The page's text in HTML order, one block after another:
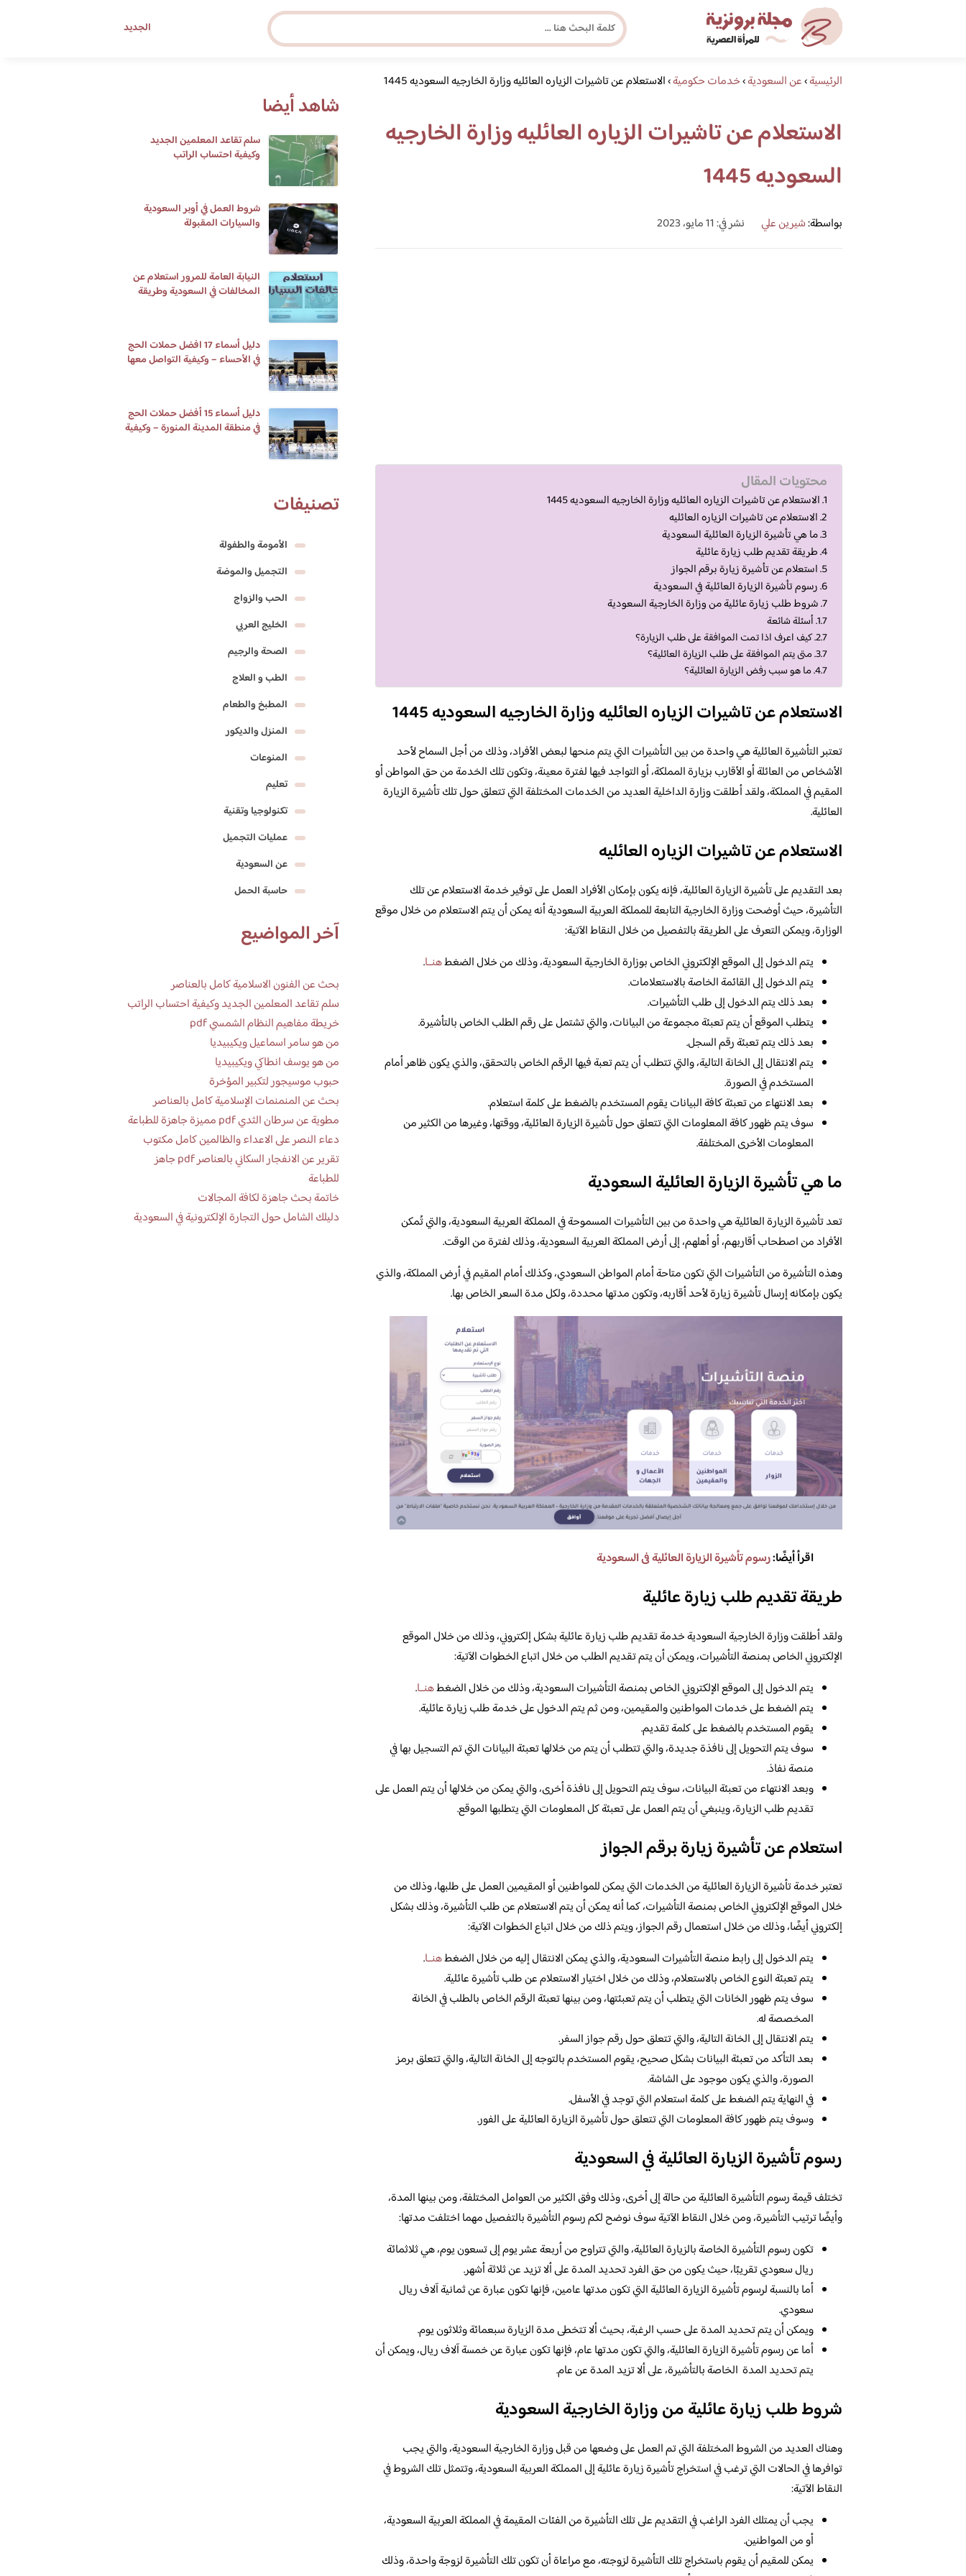
الجديد
مجلة برونزية للفتاة العصرية
ابحث عن أي موضوع يهمك
الرئيسية›عن السعودية›خدمات حكومية›الاستعلام عن تاشيرات الزياره العائليه وزارة الخارجيه السعوديه 1445
الاستعلام عن تاشيرات الزياره العائليه وزارة الخارجيه
السعوديه 1445
بواسطة:شيرين علي نشر في: 11 مايو، 2023
محتويات المقال
الاستعلام عن تاشيرات الزياره العائليه وزارة الخارجيه السعوديه 1445
الاستعلام عن تاشيرات الزياره العائليه
ما هي تأشيرة الزيارة العائلية السعودية
طريقة تقديم طلب زيارة عائلية
استعلام عن تأشيرة زيارة برقم الجواز
رسوم تأشيرة الزيارة العائلية في السعودية
شروط طلب زيارة عائلية من وزارة الخارجية السعودية
أسئلة شائعة
كيف اعرف اذا تمت الموافقة على طلب الزيارة؟
متى يتم الموافقة على طلب الزيارة العائلية؟
ما هو سبب رفض الزيارة العائلية؟
الاستعلام عن تاشيرات الزياره العائليه وزارة الخارجيه السعوديه 1445
تعتبر التأشيرة العائلية هي واحدة من بين التأشيرات التي يتم منحها لبعض الأفراد، وذلك من أجل السماح لأحد
الأشخاص من العائلة أو الأقارب بزيارة المملكة، أو التواجد فيها لفترة معينة، وتكون تلك الخدمة من حق المواطن أو
المقيم في المملكة، ولقد أطلقت وزارة الداخلية العديد من الخدمات المختلفة التي تتعلق حول تلك تأشيرة الزيارة
العائلية.
الاستعلام عن تاشيرات الزياره العائليه
بعد التقديم على تأشيرة الزيارة العائلية، فإنه يكون بإمكان الأفراد العمل على توفير خدمة الاستعلام عن تلك
التأشيرة، حيث أوضحت وزارة الخارجية التابعة للمملكة العربية السعودية أنه يمكن أن يتم الاستعلام من خلال موقع
الوزارة، ويمكن التعرف على الطريقة بالتفصيل من خلال النقاط الآتية:
يتم الدخول إلى الموقع الإلكتروني الخاص بوزارة الخارجية السعودية، وذلك من خلال الضغطهنــا.
يتم الدخول إلى القائمة الخاصة بالاستعلامات.
بعد ذلك يتم الدخول إلى طلب التأشيرات.
يتطلب الموقع أن يتم تعبئة مجموعة من البيانات، والتي تشتمل على رقم الطلب الخاص بالتأشيرة.
بعد ذلك يتم تعبئة رقم السجل.
يتم الانتقال إلى الخانة التالية، والتي تتطلب أن يتم تعبة فيها الرقم الخاص بالتحقق، والذي يكون ظاهر أمام
المستخدم في الصورة.
بعد الانتهاء من تعبئة كافة البيانات يقوم المستخدم بالضغط على كلمة استعلام.
سوف يتم ظهور كافة المعلومات التي تتعلق حول تأشيرة الزيارة العائلية، ووقتها، وغيرها من الكثير من
المعلومات الأخرى المختلفة.
ما هي تأشيرة الزيارة العائلية السعودية
تعد تأشيرة الزيارة العائلية هي واحدة من بين التأشيرات المسموحة في المملكة العربية السعودية، والتي تُمكن
الأفراد من اصطحاب أقاربهم، أو أهلهم، إلى أرض المملكة العربية السعودية، وذلك لفترة من الوقت.
وهذه التأشيرة من التأشيرات التي تكون متاحة أمام المواطن السعودي، وكذلك أمام المقيم في أرض المملكة، والذي
يكون بإمكانه إرسال تأشيرة زيارة لأحد أقاربه، وتكون مدتها محددة، ولكل مدة السعر الخاص بها.
اقرأ أيضًا:رسوم تأشيرة الزيارة العائلية فى السعودية
طريقة تقديم طلب زيارة عائلية
ولقد أطلقت وزارة الخارجية السعودية خدمة تقديم طلب زيارة عائلية بشكل إلكتروني، وذلك من خلال الموقع
الإلكتروني الخاص بمنصة التأشيرات، ويمكن أن يتم تقديم الطلب من خلال اتباع الخطوات الآتية:
يتم الدخول إلى الموقع الإلكتروني الخاص بمنصة التأشيرات السعودية، وذلك من خلال الضغطهنــا.
يتم الضغط على خدمات المواطنين والمقيمين، ومن ثم يتم الدخول على خدمة طلب زيارة عائلية.
يقوم المستخدم بالضغط على كلمة تقديم.
سوف يتم التحويل إلى نافذة جديدة، والتي تتطلب أن يتم من خلالها تعبئة البيانات التي تم التسجيل بها في
منصة نفاذ.
وبعد الانتهاء من تعبئة البيانات، سوف يتم التحويل إلى نافذة أخرى، والتي يمكن من خلالها أن يتم العمل على
تقديم طلب الزيارة، وينبغي أن يتم العمل على تعبئة كل المعلومات التي يتطلبها الموقع.
استعلام عن تأشيرة زيارة برقم الجواز
تعتبر خدمة تأشيرة الزيارة العائلية من الخدمات التي يمكن للمواطنين أو المقيمين العمل على طلبها، وذلك من
خلال الموقع الإلكتروني الخاص بمنصة التأشيرات، كما أنه يمكن أن يتم الاستعلام عن طلب التأشيرة، وذلك بشكل
إلكتروني أيضًا، وذلك من خلال استعمال رقم الجواز، ويتم ذلك من خلال اتباع الخطوات الآتية:
يتم الدخول إلى رابط منصة التأشيرات السعودية، والذي يمكن الانتقال إليه من خلال الضغطهنــا.
يتم تعبئة النوع الخاص بالاستعلام، وذلك من خلال اختيار الاستعلام عن طلب تأشيرة عائلية.
سوف يتم ظهور الخانات التي يتطلب أن يتم تعبئتها، ومن بينها تعبئة الرقم الخاص بالطلب في الخانة
المخصصة له.
يتم الانتقال إلى الخانة التالية، والتي تتعلق حول رقم جواز السفر.
بعد التأكد من تعبئة البيانات بشكل صحيح، يقوم المستخدم بالتوجه إلى الخانة التالية، والتي تتعلق برمز
الصورة، والذي يكون موجود على الشاشة.
في النهاية يتم الضغط على كلمة استعلام التي توجد في الأسفل.
وسوف يتم ظهور كافة المعلومات التي تتعلق حول تأشيرة الزيارة العائلية على الفور.
رسوم تأشيرة الزيارة العائلية في السعودية
تختلف قيمة رسوم التأشيرة العائلية من حالة إلى أخرى، وذلك وفق الكثير من العوامل المختلفة، ومن بينها المدة،
وأيضًا ترتيب التأشيرة، ومن خلال النقاط الآتية سوف نوضح لكم رسوم التأشيرة بالتفصيل مهما اختلفت مدتها:
تكون رسوم التأشيرة الخاصة بالزيارة العائلية، والتي تتراوح من أربعة عشر يوم إلى تسعون يوم، هي ثلاثمائة
ريال سعودي تقريبًا، حيث يكون من حق الفرد تحديد المدة على ألا تزيد عن ثلاثة أشهر.
أما بالنسبة لرسوم تأشيرة الزيارة العائلية التي تكون مدتها عامين، فإنها تكون عبارة عن ثمانية آلاف ريال
سعودي.
ويمكن أن يتم تحديد المدة على حسب الرغبة، بحيث ألا تتخطى مدة الزيارة سبعمائة وثلاثون يوم.
أما عن رسوم تأشيرة الزيارة العائلية، والتي تكون مدتها عام، فإنها تكون عبارة عن خمسة آلاف ريال، ويمكن أن
يتم تحديد المدة الخاصة بالتأشيرة، على ألا تزيد المدة عن عام.
شروط طلب زيارة عائلية من وزارة الخارجية السعودية
وهناك العديد من الشروط المختلفة التي تم العمل على وضعها من قبل وزارة الخارجية السعودية، والتي يجب
توافرها في الحالات التي ترغب في استخراج تأشيرة زيارة عائلية إلى المملكة العربية السعودية، وتتمثل تلك الشروط في
النقاط الآتية:
يجب أن يمتلك الفرد الراغب في التقديم على تلك التأشيرة من الفئات المقيمة في المملكة العربية السعودية،
أو من المواطنين.
يمكن للمقيم أن يقوم باستخراج تلك التأشيرة لزوجته، مع مراعاة أن تكون تلك التأشيرة لزوجة واحدة، وذلك
شاهد أيضا
سلم تقاعد المعلمين الجديد
وكيفية احتساب الراتب
شروط العمل في أوبر السعودية
والسيارات المقبولة
النيابة العامة للمرور استعلام عن
المخالفات في السعودية وطريقة
دليل أسماء 17 افضل حملات الحج
في الأحساء – وكيفية التواصل معها
دليل أسماء 15 أفضل حملات الحج
في منطقة المدينة المنورة – وكيفية
تصنيفات
الأمومة والطفولة
التجميل والموضة
الحب والزواج
الخليج العربي
الصحة والرجيم
الطب و العلاج
المطبخ والطعام
المنزل والديكور
المنوعات
تعليم
تكنولوجيا وتقنية
عمليات التجميل
عن السعودية
حاسبة الحمل
آخر المواضيع
بحث عن الفنون الاسلامية كامل بالعناصر
سلم تقاعد المعلمين الجديد وكيفية احتساب الراتب
خريطة مفاهيم النظام الشمسي pdf
من هو سامر اسماعيل ويكيبيديا
من هو يوسف انطاكي ويكيبيديا
حبوب موسيجور لتكبير المؤخرة
بحث عن المنمنمات الإسلامية كامل بالعناصر
مطوية عن سرطان الثدي pdf مميزة جاهزة للطباعة
دعاء النصر على الاعداء والظالمين كامل مكتوب
تقرير عن الانفجار السكاني بالعناصر pdf جاهز
للطباعة
خاتمة بحث جاهزة لكافة المجالات
دليلك الشامل حول التجارة الإلكترونية في السعودية